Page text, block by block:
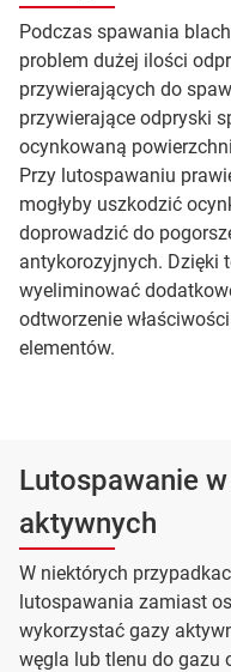
Podczas spawania
problem dużej ilości
przywierających do
przywierające odpryski
ocynkowaną
Przy lutospawaniu
mogłyby uszkodzić
doprowadzić do
antykorozyjnych. Dzięki
wyeliminować
odtworzenie
elementów.
Lutospawanie
aktywnych
W niektórych
lutospawania zamiast
wykorzystać gazy
węgla lub tlenu do gazu